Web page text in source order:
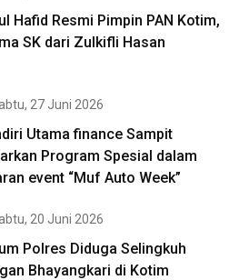
Hafid Resmi Pimpin PAN Kotim,
SK dari Zulkifli Hasan
27 Juni 2026
Utama finance Sampit
Program Spesial dalam
event “Muf Auto Week”
20 Juni 2026
Polres Diduga Selingkuh
Bhayangkari di Kotim